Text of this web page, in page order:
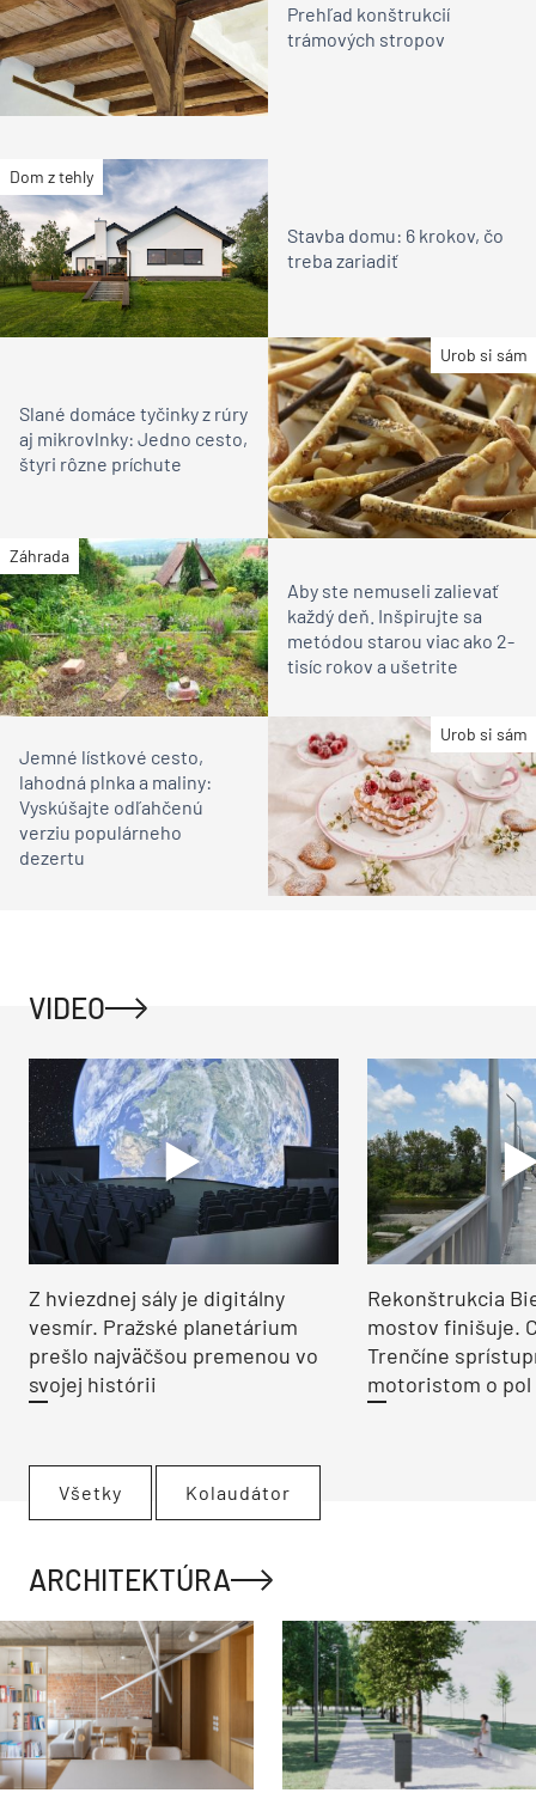
Prehľad konštrukcií
trámových stropov
Dom z tehly
Stavba domu: 6 krokov, čo
treba zariadiť
Urob si sám
Slané domáce tyčinky z rúry
aj mikrovlnky: Jedno cesto,
štyri rôzne príchute
Záhrada
Aby ste nemuseli zalievať
každý deň. Inšpirujte sa
metódou starou viac ako 2-
tisíc rokov a ušetrite
Urob si sám
Jemné lístkové cesto,
lahodná plnka a maliny:
Vyskúšajte odľahčenú
verziu populárneho
dezertu
VIDEO
Z hviezdnej sály je digitálny
vesmír. Pražské planetárium
prešlo najväčšou premenou vo
svojej histórii
Rekonštrukcia
mostov finišuje.
Trenčíne
motoristom o pol
Všetky Kolaudátor
ARCHITEKTÚRA